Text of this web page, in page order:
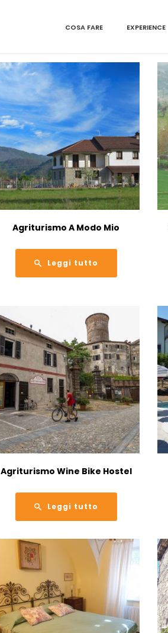
COSA FARE EXPERIENCE
Agriturismo A Modo Mio
Leggi tutto
Agriturismo Wine Bike Hostel
Leggi tutto